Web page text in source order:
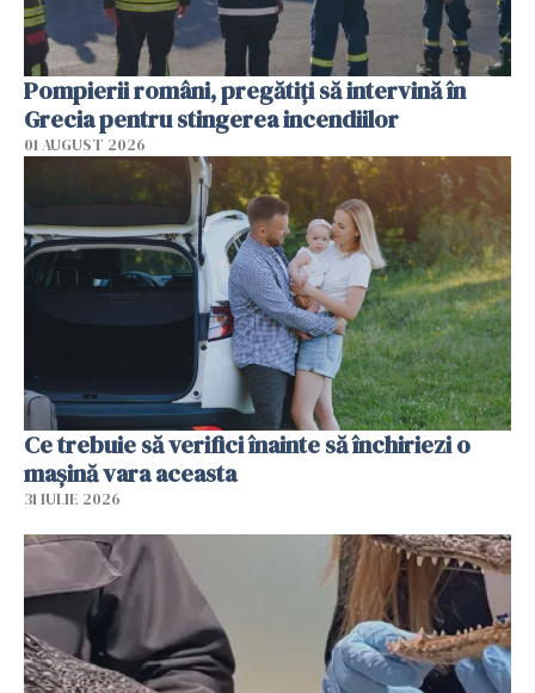
Pompierii români, pregătiţi să intervină în
Grecia pentru stingerea incendiilor
01 AUGUST 2026
Ce trebuie să verifici înainte să închiriezi o
mașină vara aceasta
31 IULIE 2026